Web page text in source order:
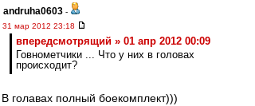
andruha0603 -
31 мар 2012 23:18
впередсмотрящий » 01 апр 2012 00:09
Говнометчики ... Что у них в головах
происходит?
В голавах полный боекомплект)))